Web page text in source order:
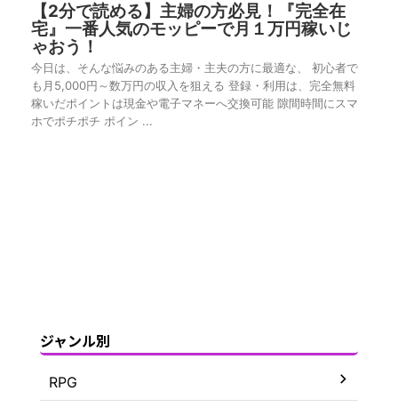
【2分で読める】主婦の方必見！『完全在
宅』一番人気のモッピーで月１万円稼いじ
ゃおう！
今日は、そんな悩みのある主婦・主夫の方に最適な、 初心者で
も月5,000円～数万円の収入を狙える 登録・利用は、完全無料
稼いだポイントは現金や電子マネーへ交換可能 隙間時間にスマ
ホでポチポチ ポイン ...
ジャンル別
RPG